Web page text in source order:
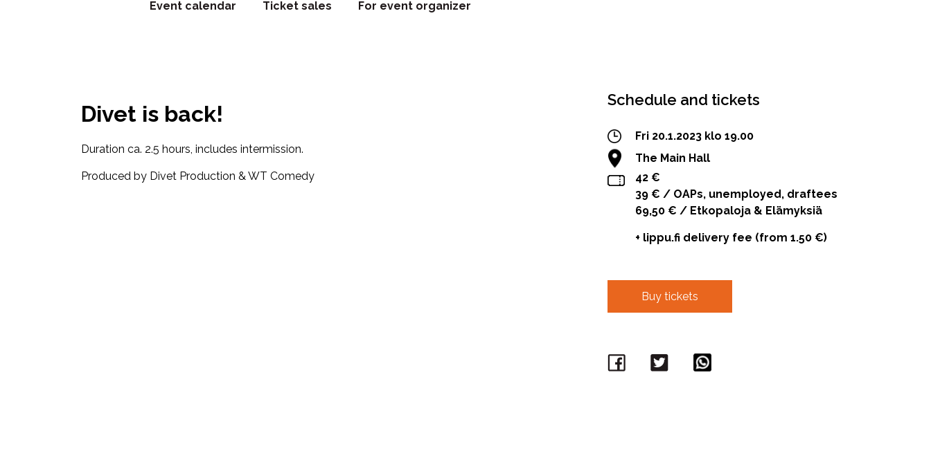
Event calendar Ticket sales For event organizer
Divet is back!
Duration ca. 2.5 hours, includes intermission.
Produced by Divet Production & WT Comedy
Schedule and tickets
Fri 20.1.2023 klo 19.00
The Main Hall
42 €
39 € / OAPs, unemployed, draftees
69,50 € / Etkopaloja & Elämyksiä
+ lippu.fi delivery fee (from 1.50 €)
Buy tickets
Facebook
Twitter